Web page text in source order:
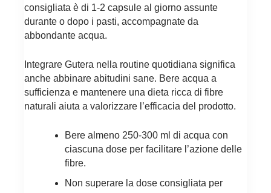
consigliata è di 1-2 capsule al giorno assunte
durante o dopo i pasti, accompagnate da
abbondante acqua.
Integrare Gutera nella routine quotidiana significa
anche abbinare abitudini sane. Bere acqua a
sufficienza e mantenere una dieta ricca di fibre
naturali aiuta a valorizzare l’efficacia del prodotto.
Bere almeno 250-300 ml di acqua con
ciascuna dose per facilitare l’azione delle
fibre.
Non superare la dose consigliata per